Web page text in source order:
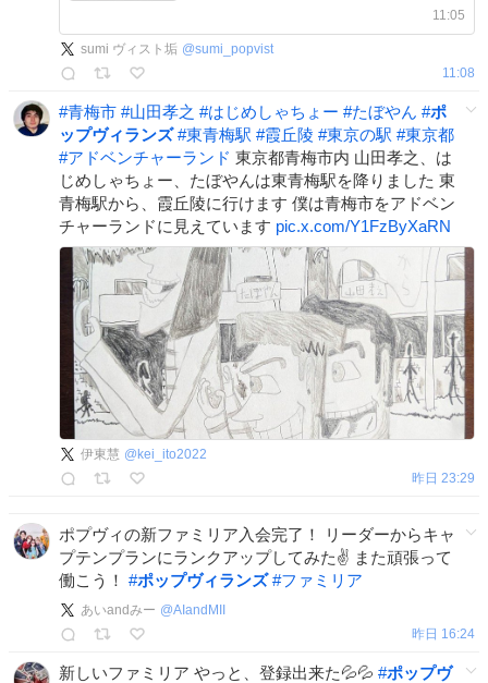
は9月初旬より販売開始予定！！
11:05
sumi ヴィスト垢 @sumi_popvist
11:08
#青梅市 #山田孝之 #はじめしゃちょー #たぼやん #ポ
ップヴィランズ #東青梅駅 #霞丘陵 #東京の駅 #東京都
#アドベンチャーランド 東京都青梅市内 山田孝之、は
じめしゃちょー、たぼやんは東青梅駅を降りました 東
青梅駅から、霞丘陵に行けます 僕は青梅市をアドベン
チャーランドに見えています pic.x.com/Y1FzByXaRN
伊東慧 @ kei_ito2022
昨日 23:29
ポプヴィの新ファミリア入会完了！ リーダーからキャ
プテンプランにランクアップしてみた✌️ また頑張って
働こう！ #ポップヴィランズ #ファミリア
あいandみー @AIandMII
昨日 16:24
新しいファミリア やっと、登録出来た💦💦 #ポップヴ